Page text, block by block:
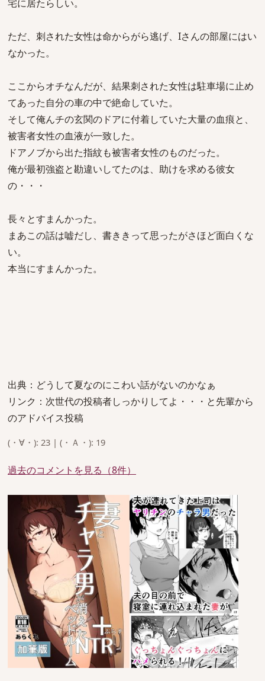
宅に居たらしい。
ただ、刺された女性は命からがら逃げ、Iさんの部屋にはい
なかった。
ここからオチなんだが、結果刺された女性は駐車場に止め
てあった自分の車の中で絶命していた。
そして俺んチの玄関のドアに付着していた大量の血痕と、
被害者女性の血液が一致した。
ドアノブから出た指紋も被害者女性のものだった。
俺が最初強盗と勘違いしてたのは、助けを求める彼女
の・・・
長々とすまんかった。
まあこの話は嘘だし、書ききって思ったがさほど面白くな
い。
本当にすまんかった。
出典：どうして夏なのにこわい話がないのかなぁ
リンク：次世代の投稿者しっかりしてよ・・・と先輩から
のアドバイス投稿
(・∀・): 23 | (・Ａ・): 19
過去のコメントを見る（8件）